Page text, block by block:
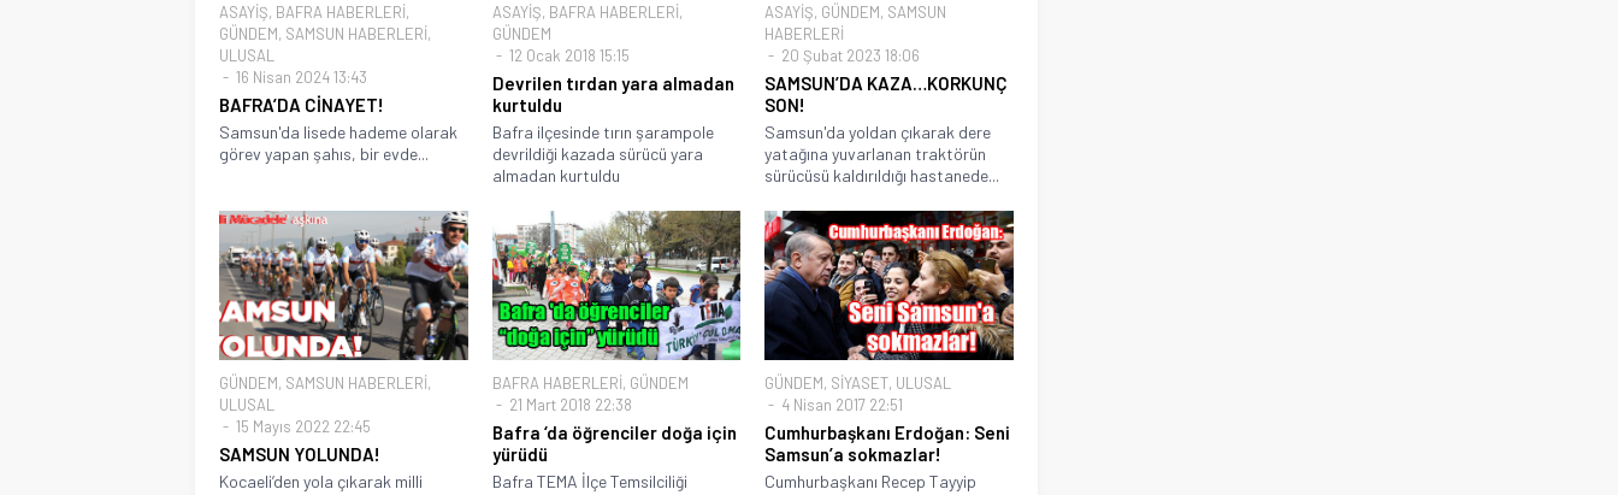
ASAYİŞ, BAFRA HABERLERİ,
GÜNDEM, SAMSUN HABERLERİ,
ULUSAL
16 Nisan 2024 13:43
BAFRA’DA CİNAYET!
Samsun'da lisede hademe olarak
görev yapan şahıs, bir evde...
ASAYİŞ, BAFRA HABERLERİ,
GÜNDEM
12 Ocak 2018 15:15
Devrilen tırdan yara almadan
kurtuldu
Bafra ilçesinde tırın şarampole
devrildiği kazada sürücü yara
almadan kurtuldu
ASAYİŞ, GÜNDEM, SAMSUN
HABERLERİ
20 Şubat 2023 18:06
SAMSUN’DA KAZA…KORKUNÇ
SON!
Samsun'da yoldan çıkarak dere
yatağına yuvarlanan traktörün
sürücüsü kaldırıldığı hastanede...
GÜNDEM, SAMSUN HABERLERİ,
ULUSAL
15 Mayıs 2022 22:45
SAMSUN YOLUNDA!
Kocaeli’den yola çıkarak milli
BAFRA HABERLERİ, GÜNDEM
21 Mart 2018 22:38
Bafra ‘da öğrenciler doğa için
yürüdü
Bafra TEMA İlçe Temsilciliği
GÜNDEM, SİYASET, ULUSAL
4 Nisan 2017 22:51
Cumhurbaşkanı Erdoğan: Seni
Samsun’a sokmazlar!
Cumhurbaşkanı Recep Tayyip